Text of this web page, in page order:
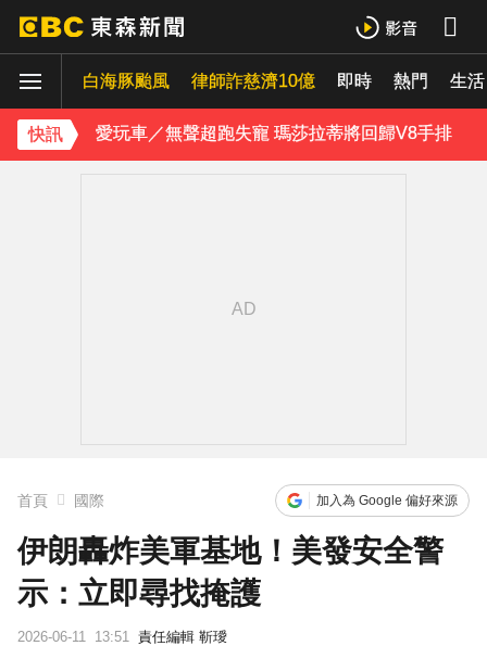
白海豚颱風 律師詐慈濟10億 即時 熱門 生活
快訊
愛玩車／無聲超跑失寵 瑪莎拉蒂將回歸V8手排
《理財達人秀》X 安聯投信免費講座報名中！搶先卡位 2027
首頁 國際 加入為 Google 偏好來源
伊朗轟炸美軍基地！美發安全警
示：立即尋找掩護
2026-06-11 13:51 責任編輯 靳璦